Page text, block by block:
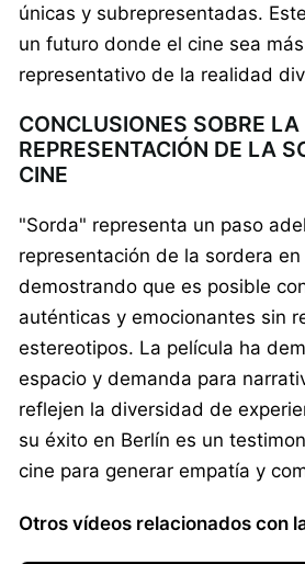
únicas y subrepresentadas.
un futuro donde el cine sea
representativo de la realidad
CONCLUSIONES SOBRE LA
REPRESENTACIÓN DE LA
CINE
"Sorda" representa un paso
representación de la sordera en
demostrando que es posible
auténticas y emocionantes sin
estereotipos. La película ha
espacio y demanda para
reflejen la diversidad de
su éxito en Berlín es un
cine para generar empatía y
Otros vídeos relacionados con